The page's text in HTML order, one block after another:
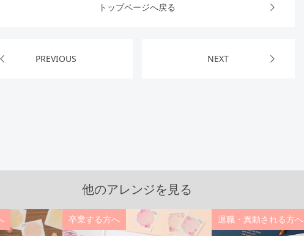
トップページへ戻る
PREVIOUS NEXT
他のアレンジを見る
卒業する方へ 退職・異動される方へ